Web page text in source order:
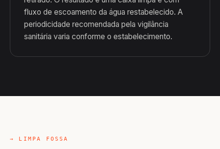
fluxo de escoamento da água restabelecido. A
periodicidade recomendada pela vigilância
sanitária varia conforme o estabelecimento.
→ LIMPA FOSSA